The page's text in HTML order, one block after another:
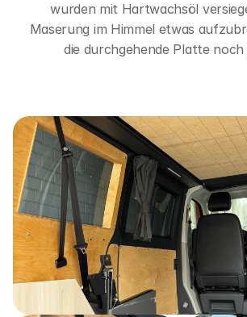
wurden mit Hartwachsöl
Maserung im Himmel etwas
die durchgehende Platte